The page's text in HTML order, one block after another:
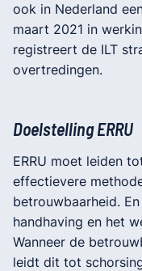
ook in Nederland
maart 2021 in
registreert de ILT
overtredingen.
Doelstelling ERRU
ERRU moet leiden
effectievere
betrouwbaarheid.
handhaving en het
Wanneer de
leidt dit tot